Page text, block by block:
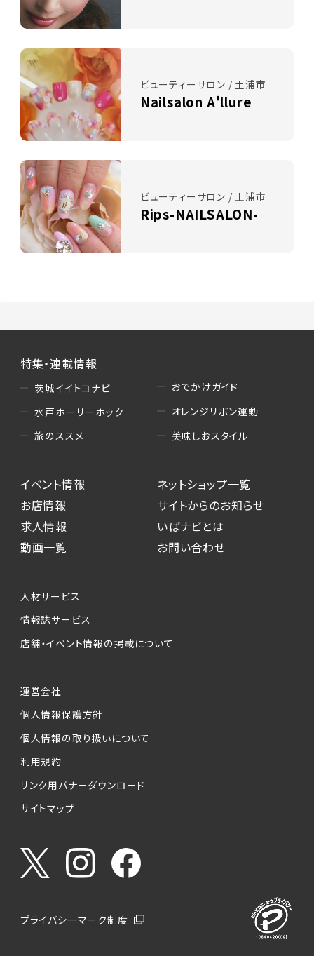
ビューティーサロン / 土浦市
Nailsalon A'llure
ビューティーサロン / 土浦市
Rips-NAILSALON-
特集・連載情報
茨城イイトコナビ
水戸ホーリーホック
旅のススメ
おでかけガイド
オレンジリボン運動
美味しおスタイル
イベント情報
お店情報
求人情報
動画一覧
ネットショップ一覧
サイトからのお知らせ
いばナビとは
お問い合わせ
人材サービス
情報誌サービス
店舗・イベント情報の掲載について
運営会社
個人情報保護方針
個人情報の取り扱いについて
利用規約
リンク用バナーダウンロード
サイトマップ
プライバシーマーク制度